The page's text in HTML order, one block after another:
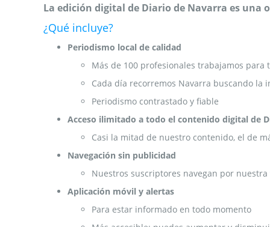
La edición digital de Diario de Navarra es
¿Qué incluye?
Periodismo local de calidad
Más de 100 profesionales trabajamos para
Cada día recorremos Navarra buscando la
Periodismo contrastado y fiable
Acceso ilimitado a todo el contenido digital de
Casi la mitad de nuestro contenido, el de
Navegación sin publicidad
Nuestros suscriptores navegan por
Aplicación móvil y alertas
Para estar informado en todo momento